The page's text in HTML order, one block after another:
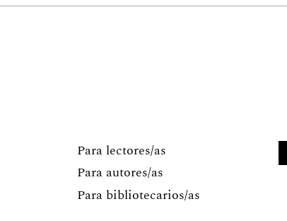
Para lectores/as
Para autores/as
Para bibliotecarios/as